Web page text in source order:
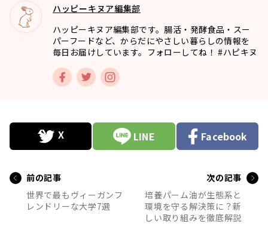
ハッピーキヌア編集部
ハッピーキヌア編集部です。腸活・発酵食品・スー
パーフードなど、からだにやさしい暮らしの情報を
毎日お届けしています。フォローしてね！ #ハピキヌ
LINE Facebook
前の記事
世界で最もヴィーガンフ
レンドリーな大学7選
次の記事
培養パーム油が生態系と
環境を守る解決策に？新
しい取り組みを徹底解説